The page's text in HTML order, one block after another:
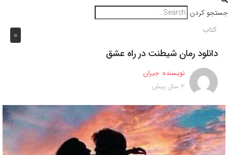
جستجو کردن
0 کتاب
دانلود رمان شیطنت در راه عشق
نویسنده: جیران
2 سال پیش